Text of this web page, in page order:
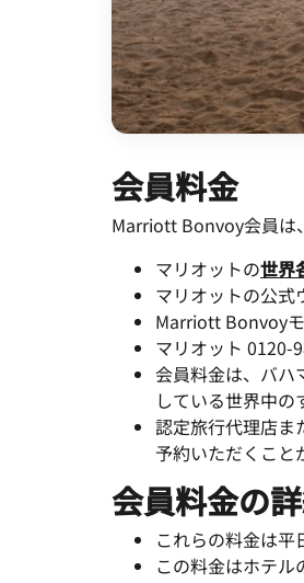
会員料金
Marriott Bonvoy会員は
マリオットの世界
マリオットの公式
Marriott Bonvoy
マリオット 0120-
会員料金は、バハ
している世界中の
認定旅行代理店ま
予約いただくこと
会員料金の
これらの料金は平
この料金はホテル